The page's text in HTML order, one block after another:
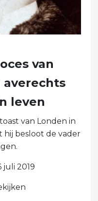
van
averechts
leven
van Londen in
hij besloot de vader
juli 2019